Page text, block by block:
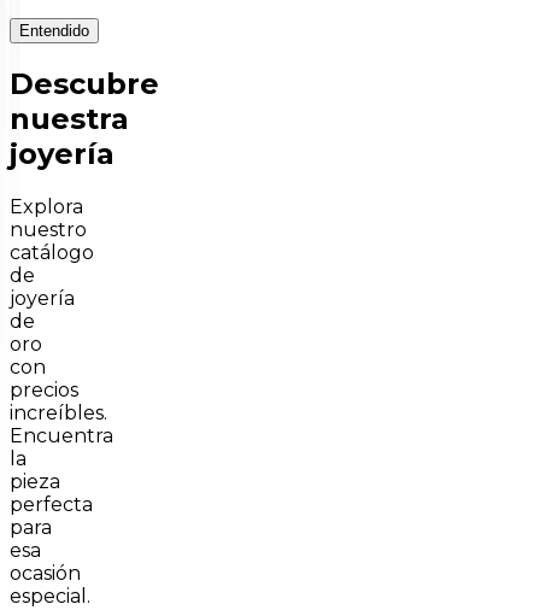
Entendido
Descubre
nuestra
joyería
Explora
nuestro
catálogo
de
joyería
de
oro
con
precios
increíbles.
Encuentra
la
pieza
perfecta
para
esa
ocasión
especial.